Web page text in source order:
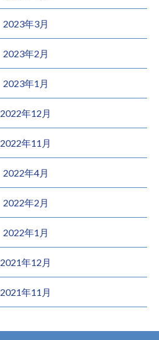
2023年3月
2023年2月
2023年1月
2022年12月
2022年11月
2022年4月
2022年2月
2022年1月
2021年12月
2021年11月